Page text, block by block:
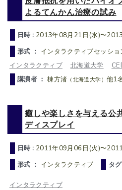
よるてんかん治療の試み
日時 : 2013年08月21日(水)〜
形式 ： インタラクティブセッショ
インタラクティブ
北海道大学
講演者 ：棟方渚 （北海道大学） 他1
癒しや楽しさを与える公
ディスプレイ
日時 : 2011年09月06日(火)〜
形式 ： インタラクティブ タグ
インタラクティブ